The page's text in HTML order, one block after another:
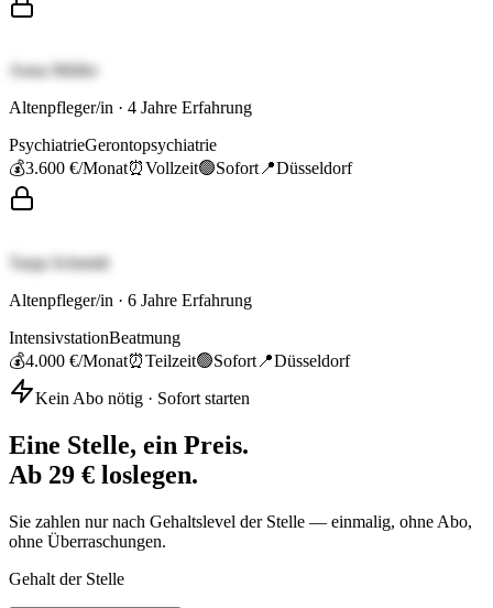
Anna Müller
Altenpfleger/in · 4 Jahre Erfahrung
PsychiatrieGerontopsychiatrie
💰3.600 €/Monat⏰Vollzeit🟢Sofort 📍Düsseldorf
Tanja Schmidt
Altenpfleger/in · 6 Jahre Erfahrung
IntensivstationBeatmung
💰4.000 €/Monat⏰Teilzeit🟢Sofort 📍Düsseldorf
Kein Abo nötig · Sofort starten
Eine Stelle, ein Preis.
Ab 29 € loslegen.
Sie zahlen nur nach Gehaltslevel der Stelle — einmalig, ohne Abo,
ohne Überraschungen.
Gehalt der Stelle